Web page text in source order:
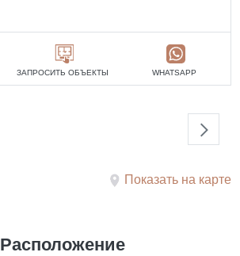
ЗАПРОСИТЬ ОБЪЕКТЫ WHATSAPP
Показать на карте
Расположение